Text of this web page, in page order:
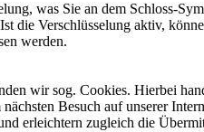
was Sie an dem Schloss-
die Verschlüsselung aktiv,
werden.
wir sog. Cookies. Hierbei
Besuch auf unserer
erleichtern zugleich die